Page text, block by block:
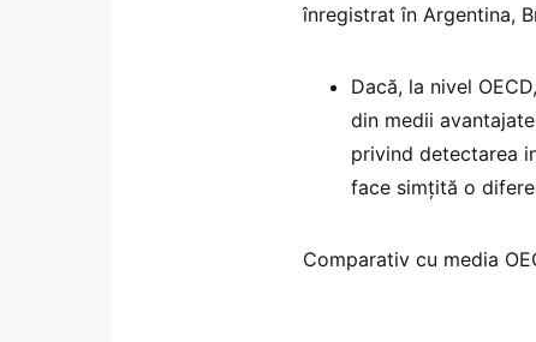
înregistrat în Argentina,
Dacă, la nivel
din medii
privind detectarea
face simțită o
Comparativ cu media